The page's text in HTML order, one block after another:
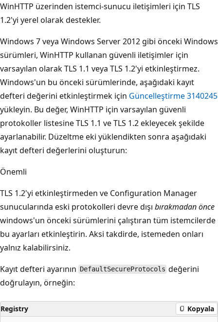
WinHTTP üzerinden istemci-sunucu iletişimleri için TLS
1.2'yi yerel olarak destekler.
Windows 7 veya Windows Server 2012 gibi önceki Windows
sürümleri, WinHTTP kullanan güvenli iletişimler için
varsayılan olarak TLS 1.1 veya TLS 1.2'yi etkinleştirmez.
Windows'un bu önceki sürümlerinde, aşağıdaki kayıt
defteri değerini etkinleştirmek için Güncelleştirme 3140245
yükleyin. Bu değer, WinHTTP için varsayılan güvenli
protokoller listesine TLS 1.1 ve TLS 1.2 ekleyecek şekilde
ayarlanabilir. Düzeltme eki yüklendikten sonra aşağıdaki
kayıt defteri değerlerini oluşturun:
Önemli
TLS 1.2'yi etkinleştirmeden ve Configuration Manager
sunucularında eski protokolleri devre dışı bırakmadan önce
windows'un önceki sürümlerini çalıştıran tüm istemcilerde
bu ayarları etkinleştirin. Aksi takdirde, istemeden onları
yalnız kalabilirsiniz.
Kayıt defteri ayarının DefaultSecureProtocols değerini
doğrulayın, örneğin:
Registry Kopyala